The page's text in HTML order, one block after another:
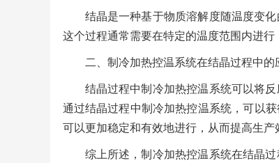
结晶是一种基于物质溶解度随温度变
这个过程通常需要在特定的温度范围内进
二、制冷加热控温系统在结晶过程中的
结晶过程中制冷加热控温系统可以将
通过结晶过程中制冷加热控温系统，可以
可以更加稳定和有效地进行，从而提高生产
综上所述，制冷加热控温系统在结晶